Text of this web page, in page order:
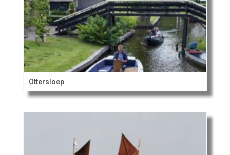
Ottersloep